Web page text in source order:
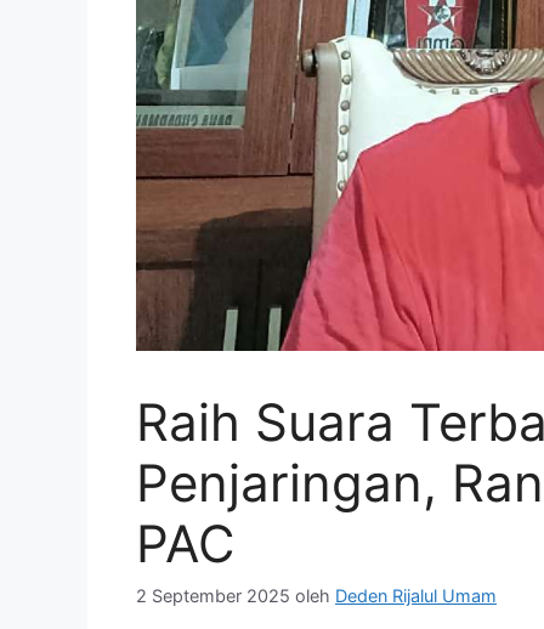
Raih Suara
Penjaringan,
PAC
2 September 2025 oleh Deden Rijalul Umam